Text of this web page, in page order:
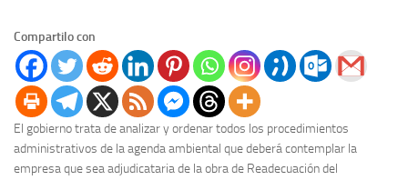
Compartilo con
El gobierno trata de analizar y ordenar todos los procedimientos
administrativos de la agenda ambiental que deberá contemplar la
empresa que sea adjudicataria de la obra de Readecuación del